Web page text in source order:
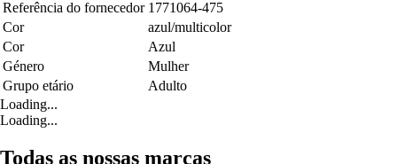
Referência do fornecedor 1771064-475
Cor
azul/multicolor
Cor
Azul
Género
Mulher
Grupo etário
Adulto
Loading...
Loading...
Todas as nossas marcas